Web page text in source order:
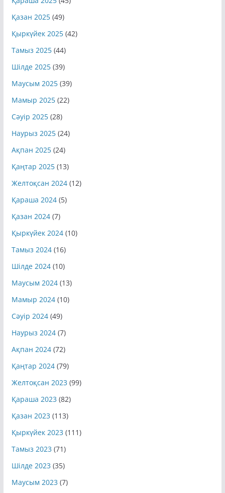
Қараша 2025 (45)
Қазан 2025 (49)
Қыркүйек 2025 (42)
Тамыз 2025 (44)
Шілде 2025 (39)
Маусым 2025 (39)
Мамыр 2025 (22)
Сәуір 2025 (28)
Наурыз 2025 (24)
Ақпан 2025 (24)
Қаңтар 2025 (13)
Желтоқсан 2024 (12)
Қараша 2024 (5)
Қазан 2024 (7)
Қыркүйек 2024 (10)
Тамыз 2024 (16)
Шілде 2024 (10)
Маусым 2024 (13)
Мамыр 2024 (10)
Сәуір 2024 (49)
Наурыз 2024 (7)
Ақпан 2024 (72)
Қаңтар 2024 (79)
Желтоқсан 2023 (99)
Қараша 2023 (82)
Қазан 2023 (113)
Қыркүйек 2023 (111)
Тамыз 2023 (71)
Шілде 2023 (35)
Маусым 2023 (7)